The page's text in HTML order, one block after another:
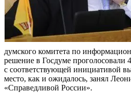
думского комитета по
решение в Госдуме проголосовали
с соответствующей инициативой
место, как и ожидалось, занял
«Справедливой России».